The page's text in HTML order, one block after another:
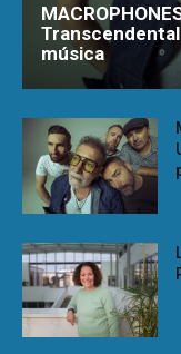
Transcendental
música